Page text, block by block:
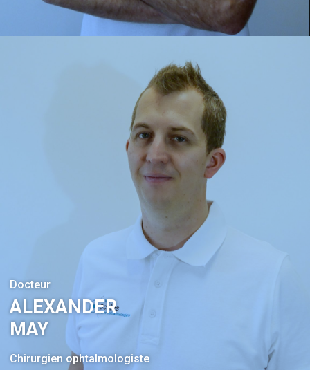
Docteur
ALEXANDER
MAY
Chirurgien ophtalmologiste